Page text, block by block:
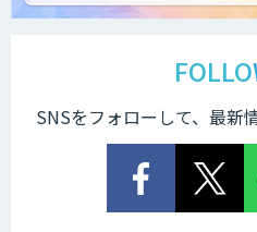
AI 受託開発
SNSをフォローして、最新